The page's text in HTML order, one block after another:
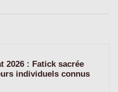
2026 : Fatick sacrée
individuels connus